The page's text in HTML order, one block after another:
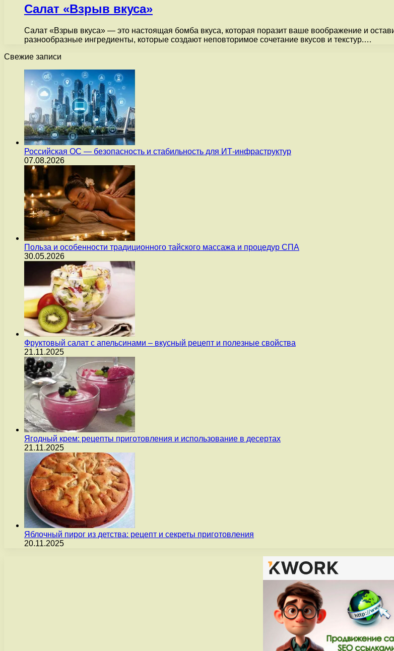
Салат «Взрыв вкуса»
Салат «Взрыв вкуса» — это настоящая бомба вкуса, которая поразит ваше воображение и
разнообразные ингредиенты, которые создают неповторимое сочетание вкусов и текстур.…
Свежие записи
Российская ОС — безопасность и стабильность для ИТ-инфраструктур
07.08.2026
Польза и особенности традиционного тайского массажа и процедур СПА
30.05.2026
Фруктовый салат с апельсинами – вкусный рецепт и полезные свойства
21.11.2025
Ягодный крем: рецепты приготовления и использование в десертах
21.11.2025
Яблочный пирог из детства: рецепт и секреты приготовления
20.11.2025